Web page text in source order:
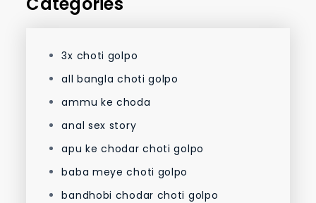
3x choti golpo
all bangla choti golpo
ammu ke choda
anal sex story
apu ke chodar choti golpo
baba meye choti golpo
bandhobi chodar choti golpo